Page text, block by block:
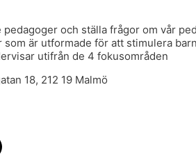
pedagoger och ställa frågor om vår
som är utformade för att stimulera
utifrån de 4 fokusområden
18, 212 19 Malmö